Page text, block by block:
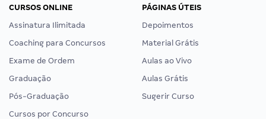
CURSOS ONLINE
Assinatura Ilimitada
Coaching para Concursos
Exame de Ordem
Graduação
Pós-Graduação
Cursos por Concurso
PÁGINAS ÚTEIS
Depoimentos
Material Grátis
Aulas ao Vivo
Aulas Grátis
Sugerir Curso